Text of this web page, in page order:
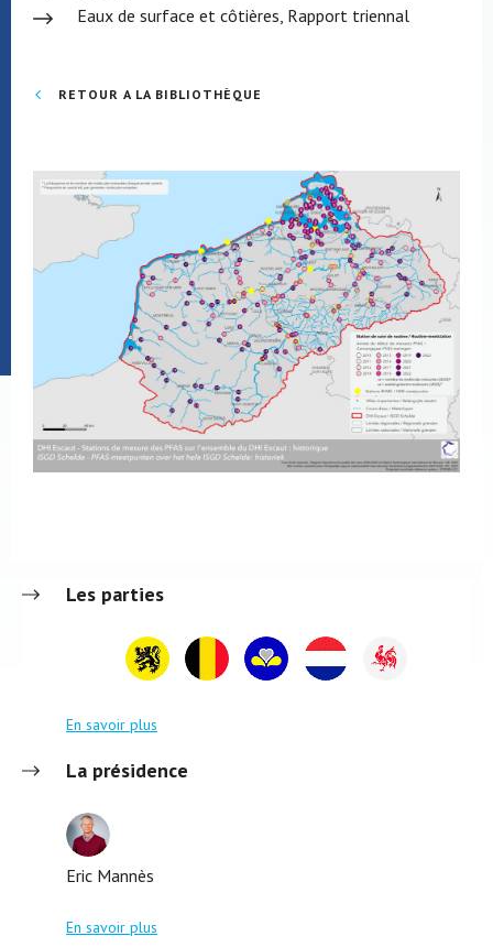
Eaux de surface et côtières, Rapport triennal
RETOUR A LA BIBLIOTHÈQUE
Les parties
En savoir plus
La présidence
Eric Mannès
En savoir plus